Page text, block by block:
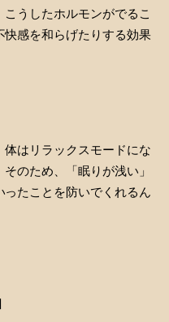
うしたホルモンがでるこ
快感を和らげたりする効果
はリラックスモードにな
のため、「眠りが浅い」
ったことを防いでくれるん